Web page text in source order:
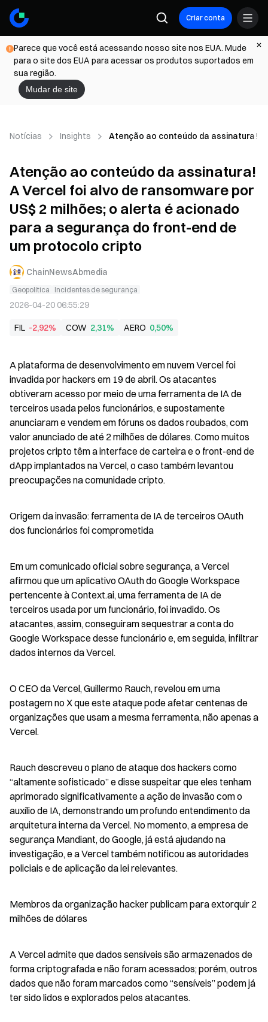
Criar conta
Parece que você está acessando nosso site nos EUA. Mude
para o site dos EUA para acessar os produtos suportados em
sua região.
Mudar de site
Notícias Insights Atenção ao conteúdo da assinatura! A
Atenção ao conteúdo da assinatura!
A Vercel foi alvo de ransomware por
US$ 2 milhões; o alerta é acionado
para a segurança do front-end de
um protocolo cripto
ChainNewsAbmedia
Geopolítica Incidentes de segurança
2026-04-20 06:55:29
FIL -2,92% COW 2,31% AERO 0,50%
A plataforma de desenvolvimento em nuvem Vercel foi
invadida por hackers em 19 de abril. Os atacantes
obtiveram acesso por meio de uma ferramenta de IA de
terceiros usada pelos funcionários, e supostamente
anunciaram e vendem em fóruns os dados roubados, com
valor anunciado de até 2 milhões de dólares. Como muitos
projetos cripto têm a interface de carteira e o front-end de
dApp implantados na Vercel, o caso também levantou
preocupações na comunidade cripto.
Origem da invasão: ferramenta de IA de terceiros OAuth
dos funcionários foi comprometida
Em um comunicado oficial sobre segurança, a Vercel
afirmou que um aplicativo OAuth do Google Workspace
pertencente à Context.ai, uma ferramenta de IA de
terceiros usada por um funcionário, foi invadido. Os
atacantes, assim, conseguiram sequestrar a conta do
Google Workspace desse funcionário e, em seguida, infiltrar
dados internos da Vercel.
O CEO da Vercel, Guillermo Rauch, revelou em uma
postagem no X que este ataque pode afetar centenas de
organizações que usam a mesma ferramenta, não apenas a
Vercel.
Rauch descreveu o plano de ataque dos hackers como
“altamente sofisticado” e disse suspeitar que eles tenham
aprimorado significativamente a ação de invasão com o
auxílio de IA, demonstrando um profundo entendimento da
arquitetura interna da Vercel. No momento, a empresa de
segurança Mandiant, do Google, já está ajudando na
investigação, e a Vercel também notificou as autoridades
policiais e de aplicação da lei relevantes.
Membros da organização hacker publicam para extorquir 2
milhões de dólares
A Vercel admite que dados sensíveis são armazenados de
forma criptografada e não foram acessados; porém, outros
dados que não foram marcados como “sensíveis” podem já
ter sido lidos e explorados pelos atacantes.